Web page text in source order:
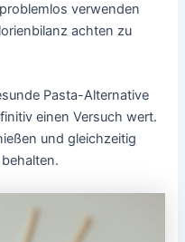
verwenden
achten zu
Pasta-Alternative
einen Versuch wert.
und gleichzeitig